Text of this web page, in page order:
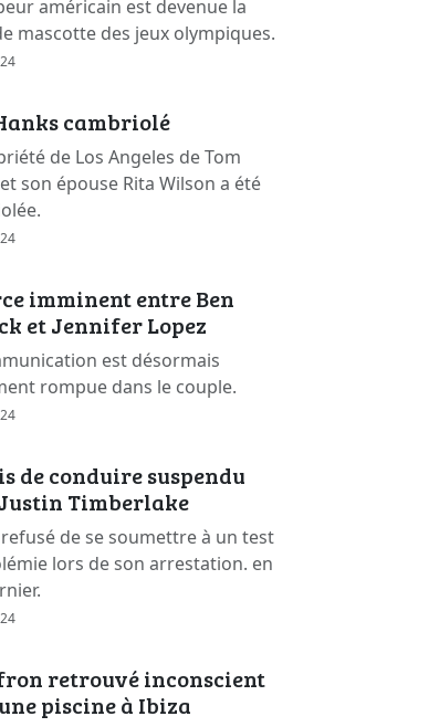
américain est devenue la
mascotte des jeux olympiques.
cambriolé
de Los Angeles de Tom
son épouse Rita Wilson a été
imminent entre Ben
et Jennifer Lopez
est désormais
rompue dans le couple.
de conduire suspendu
Timberlake
de se soumettre à un test
lors de son arrestation. en
retrouvé inconscient
piscine à Ibiza